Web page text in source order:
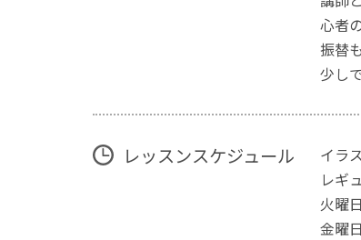
心者
振替
少し
レッスンスケジュール
イラ
レギ
火曜
金曜